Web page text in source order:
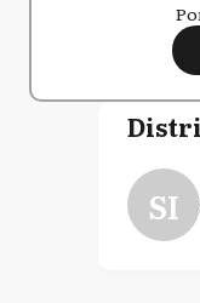
SI